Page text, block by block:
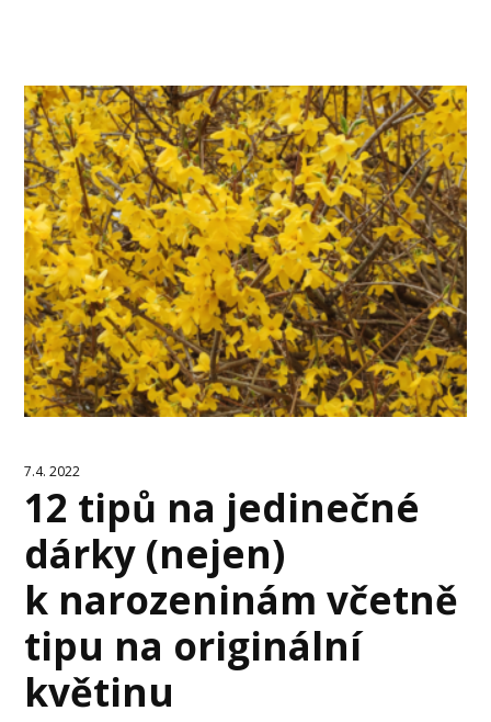
7.4. 2022
12 tipů na jedinečné
dárky (nejen)
k narozeninám včetně
tipu na originální
květinu